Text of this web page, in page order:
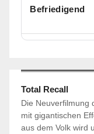
Befriedigend
Total Recall
Die Neuverfilmung
mit gigantischen
aus dem Volk wird